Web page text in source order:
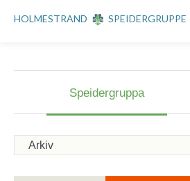
HOLMESTRAND SPEIDERGRUPPE
Speidergruppa